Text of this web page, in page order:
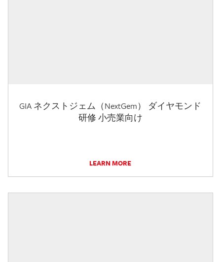
GIA ネクストジェム（NextGem） ダイヤモンド
研修 小売業向け
LEARN MORE